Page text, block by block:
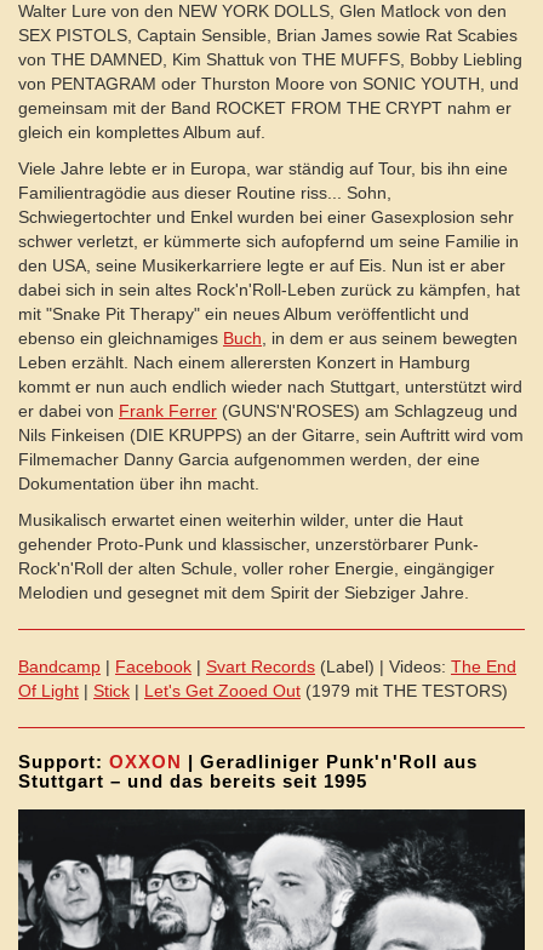
Walter Lure von den NEW YORK DOLLS, Glen Matlock von den
SEX PISTOLS, Captain Sensible, Brian James sowie Rat Scabies
von THE DAMNED, Kim Shattuk von THE MUFFS, Bobby Liebling
von PENTAGRAM oder Thurston Moore von SONIC YOUTH, und
gemeinsam mit der Band ROCKET FROM THE CRYPT nahm er
gleich ein komplettes Album auf.
Viele Jahre lebte er in Europa, war ständig auf Tour, bis ihn eine
Familientragödie aus dieser Routine riss... Sohn,
Schwiegertochter und Enkel wurden bei einer Gasexplosion sehr
schwer verletzt, er kümmerte sich aufopfernd um seine Familie in
den USA, seine Musikerkarriere legte er auf Eis. Nun ist er aber
dabei sich in sein altes Rock'n'Roll-Leben zurück zu kämpfen, hat
mit "Snake Pit Therapy" ein neues Album veröffentlicht und
ebenso ein gleichnamiges Buch, in dem er aus seinem bewegten
Leben erzählt. Nach einem allerersten Konzert in Hamburg
kommt er nun auch endlich wieder nach Stuttgart, unterstützt wird
er dabei von Frank Ferrer (GUNS'N'ROSES) am Schlagzeug und
Nils Finkeisen (DIE KRUPPS) an der Gitarre, sein Auftritt wird vom
Filmemacher Danny Garcia aufgenommen werden, der eine
Dokumentation über ihn macht.
Musikalisch erwartet einen weiterhin wilder, unter die Haut
gehender Proto-Punk und klassischer, unzerstörbarer Punk-
Rock'n'Roll der alten Schule, voller roher Energie, eingängiger
Melodien und gesegnet mit dem Spirit der Siebziger Jahre.
Bandcamp | Facebook | Svart Records (Label) | Videos: The End
Of Light | Stick | Let's Get Zooed Out (1979 mit THE TESTORS)
Support: OXXON | Geradliniger Punk'n'Roll aus
Stuttgart – und das bereits seit 1995